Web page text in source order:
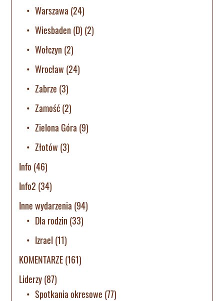
Warszawa (24)
Wiesbaden (D) (2)
Wołczyn (2)
Wrocław (24)
Zabrze (3)
Zamość(2)
Zielona Góra (9)
Złotów (3)
Info (46)
Info2 (34)
Inne wydarzenia (94)
Dla rodzin (33)
Izrael (11)
KOMENTARZE(161)
Liderzy(87)
Spotkania okresowe (77)